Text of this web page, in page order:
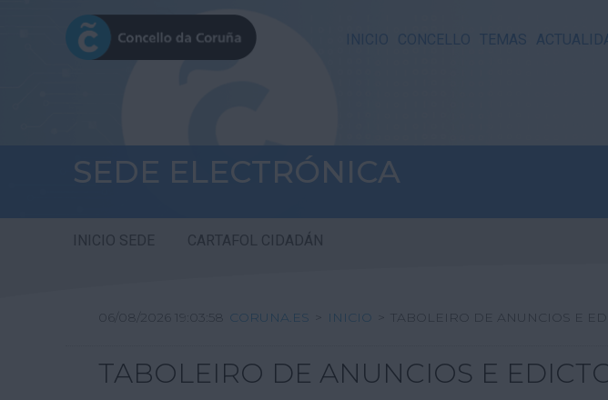
INICIO CONCELLO TEMAS
SEDE ELECTRÓNICA
INICIO SEDE CARTAFOL CIDADÁN
06/08/2026 19:03:59 CORUNA.ES INICIO TABOLEIRO DE ANUNCIOS E
TABOLEIRO DE ANUNCIOS E